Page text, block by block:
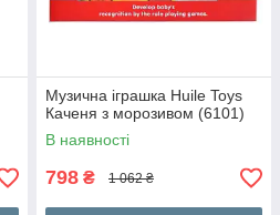
Музична іграшка Huile Toys
Каченя з морозивом (6101)
В наявності
798 ₴ 1 062 ₴